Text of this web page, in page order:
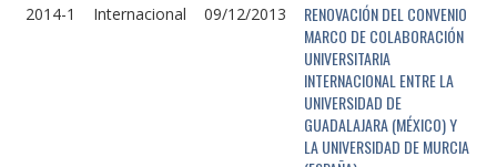
2014-1 Internacional 09/12/2013
RENOVACIÓN DEL CONVENIO
MARCO DE COLABORACIÓN
UNIVERSITARIA
INTERNACIONAL ENTRE LA
UNIVERSIDAD DE
GUADALAJARA (MÉXICO) Y
LA UNIVERSIDAD DE MURCIA